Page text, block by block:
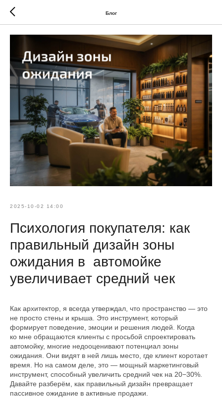
Блог
2025-10-02 14:00
Психология покупателя: как
правильный дизайн зоны
ожидания в автомойке
увеличивает средний чек
Как архитектор, я всегда утверждал, что пространство — это
не просто стены и крыша. Это инструмент, который
формирует поведение, эмоции и решения людей. Когда
ко мне обращаются клиенты с просьбой спроектировать
автомойку, многие недооценивают потенциал зоны
ожидания. Они видят в ней лишь место, где клиент коротает
время. Но на самом деле, это — мощный маркетинговый
инструмент, способный увеличить средний чек на 20−30%.
Давайте разберём, как правильный дизайн превращает
пассивное ожидание в активные продажи.